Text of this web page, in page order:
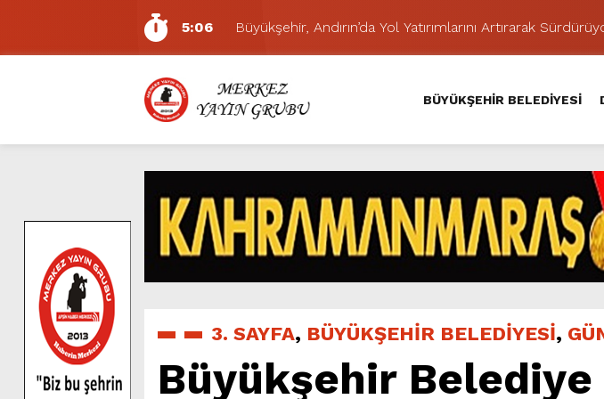
5:06
Büyükşehir, Andırın’da Yol Yatırımlarını Artırarak
7:01
Funda Arar, Cumartesi Günü KAFUM’da Sahne Alacak.
6:19
BAŞKAN AKPINAR 101. MAHALLE TOPLANTISINDA
6:17
Dulkadiroğlu Hacı Murat Caddesi’nde Büyük Dönüşüm
11:14
Pazarcık’ta Yollar Büyükşehir’le Yenileniyor.
11:10
Büyükşehir, Dulkadiroğlu Kırsalında 45 Milyonluk Yol
5:17
Uluslararası Bisiklet Yarışması’nda İkinci Etap Nefes Kesti.
5:15
Büyükşehir, Gazneliler Caddesi’nde Son Kat Asfalt
6:54
Büyükşehir, Dulkadiroğlu Hacı Murat Caddesi’ni Asfalta
5:20
Ağustos Fuarı’nın Yedinci Gününe Zakkum Damgası.
BÜYÜKŞEHİR BELEDİYESİ
3. SAYFA, BÜYÜKŞEHİR BELEDİYESİ,
Büyükşehir Belediye